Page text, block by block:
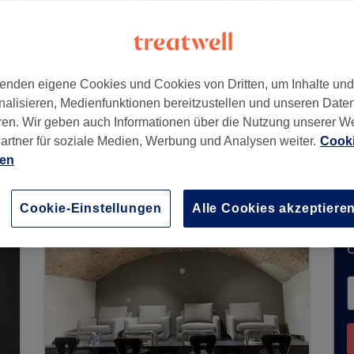
über Treatwell entgegen. Nutzen Sie
zu finden.
eigene Cookies und Cookies von Dritten, um Inhalte
Medienfunktionen bereitzustellen und unseren
Wir geben auch Informationen über die Nutzung unserer
für soziale Medien, Werbung und Analysen weiter.
Cookie-Einstellungen Alle Cookies